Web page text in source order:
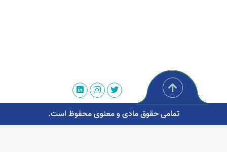
تمامی حقوق مادی و معنوی محفوظ است.